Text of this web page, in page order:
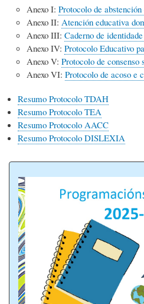
Anexo I: Protocolo de
Anexo II: Atención educativa
Anexo III: Caderno de
Anexo IV: Protocolo Educativo
Anexo V: Protocolo de
Anexo VI: Protocolo de acoso e
Resumo Protocolo TDAH
Resumo Protocolo TEA
Resumo Protocolo AACC
Resumo Protocolo DISLEXIA